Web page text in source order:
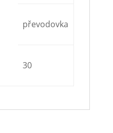
převodovka
30